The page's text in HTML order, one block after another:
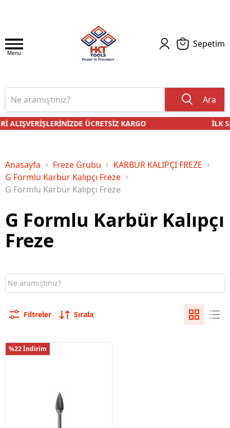
Menu
Sepetim
Ara
ALIŞVERİŞLERİNİZDE ÜCRETSİZ KARGO İLK
Anasayfa Freze Grubu
KARBÜR KALIPÇI FREZE
G Formlu Karbür Kalıpçı Freze
G Formlu Karbür Kalıpçı Freze
G Formlu Karbür Kalıpçı
Freze
Filtreler Sırala
%22 İndirim